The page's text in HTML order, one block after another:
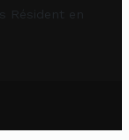
Résident en